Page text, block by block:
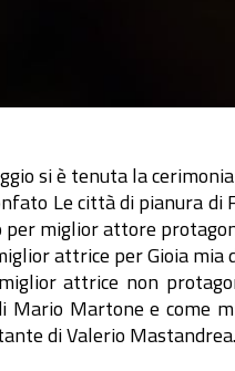
si è tenuta la
Le città di pianura di
per miglior attore
attrice per Gioia
attrice non
Mario Martone e come
di Valerio Mastandrea.